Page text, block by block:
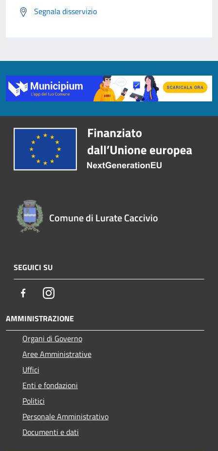
Segnala disservizio
Comune di Lurate Caccivio
SEGUICI SU
FacebookInstagram
AMMINISTRAZIONE
Organi di Governo
Aree Amministrative
Uffici
Enti e fondazioni
Politici
Personale Amministrativo
Documenti e dati